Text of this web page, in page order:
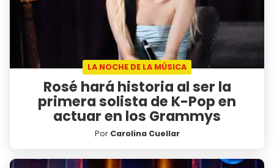
LA NOCHE DE LA MÚSICA
Rosé hará historia al ser la
primera solista de K-Pop en
actuar en los Grammys
Por Carolina Cuellar